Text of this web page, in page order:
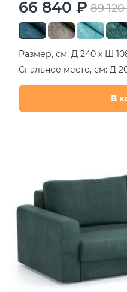
66 840 ₽ 89
Размер, см: Д 240 х Ш
Спальное место, см: Д
В